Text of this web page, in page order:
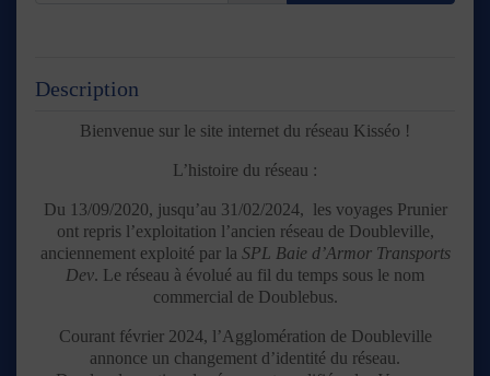
Description
Bienvenue sur le site internet du réseau Kisséo !
L’histoire du réseau :
Du 13/09/2020, jusqu’au 31/02/2024, les voyages Prunier
ont repris l’exploitation l’ancien réseau de Doubleville,
anciennement exploité par la SPL Baie d’Armor Transports
Dev. Le réseau à évolué au fil du temps sous le nom
commercial de Doublebus.
Courant février 2024, l’Agglomération de Doubleville
annonce un changement d’identité du réseau.